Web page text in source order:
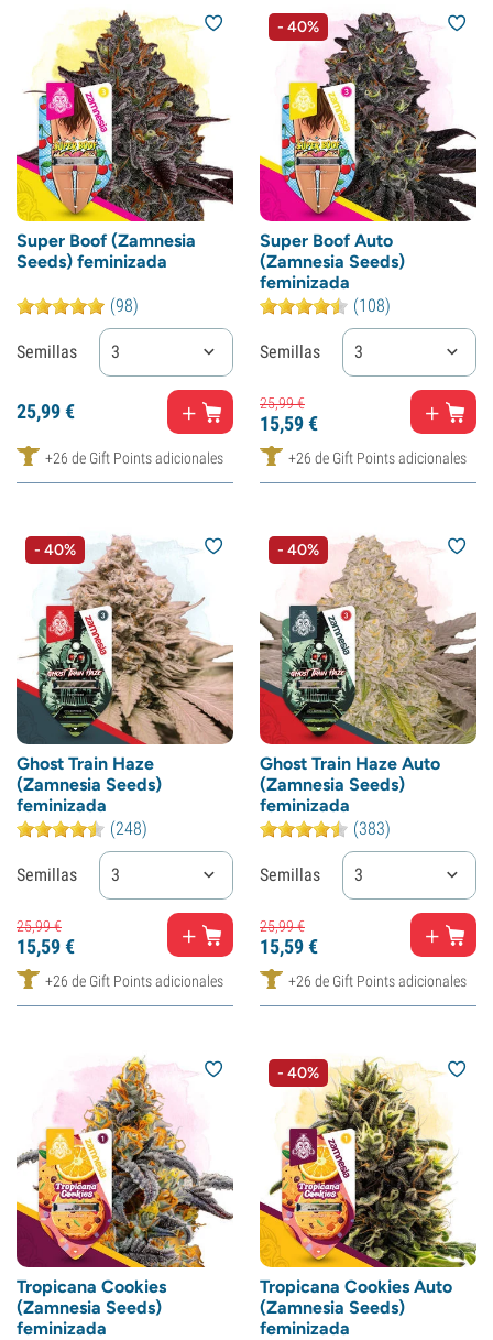
Super Boof (Zamnesia
Seeds) feminizada
(98)
Semillas 3
25,99€
+26 de Gift Points adicionales
- 40%
Super Boof Auto
(Zamnesia Seeds)
feminizada
(108)
Semillas 3
25,99€
15,59€
+26 de Gift Points adicionales
- 40%
Ghost Train Haze
(Zamnesia Seeds)
feminizada
(248)
Semillas 3
25,99€
15,59€
+26 de Gift Points adicionales
- 40%
Ghost Train Haze Auto
(Zamnesia Seeds)
feminizada
(383)
Semillas 3
25,99€
15,59€
+26 de Gift Points adicionales
Tropicana Cookies
(Zamnesia Seeds)
feminizada
- 40%
Tropicana Cookies Auto
(Zamnesia Seeds)
feminizada